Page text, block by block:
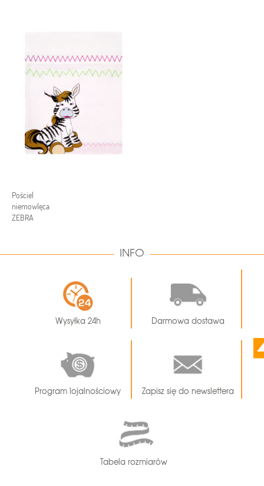
Pościel
niemowlęca
ZEBRA
INFO
Wysyłka 24h Darmowa dostawa
Program lojalnościowy Zapisz się do newslettera
Tabela rozmiarów